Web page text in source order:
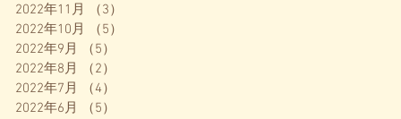
2022年11月
（3）
2022年10月
（5）
2022年9月
（5）
2022年8月
（2）
2022年7月
（4）
2022年6月
（5）